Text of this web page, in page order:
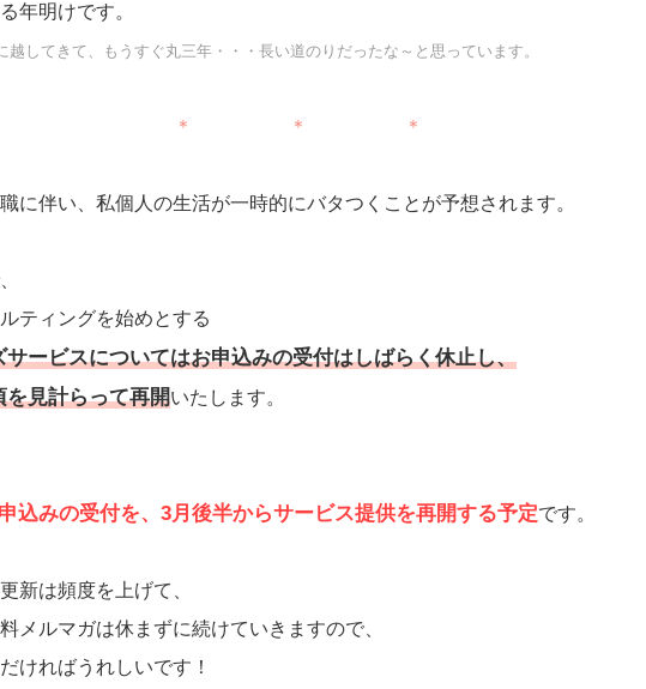
年明けです。
越してきて、もうすぐ丸三年・・・長い道のりだったな～と思っています。
＊ ＊ ＊
に伴い、私個人の生活が一時的にバタつくことが予想されます。
ティングを始めとする
サービスについてはお申込みの受付はしばらく休止し、
を見計らって再開いたします。
込みの受付を、3月後半からサービス提供を再開する予定です。
新は頻度を上げて、
メルマガは休まずに続けていきますので、
ければうれしいです！